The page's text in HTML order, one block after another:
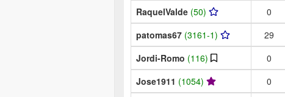
RaquelValde (50) 0
patomas67 (3161-1) 29
Jordi-Romo (116) 0
Jose1911 (1054) 0